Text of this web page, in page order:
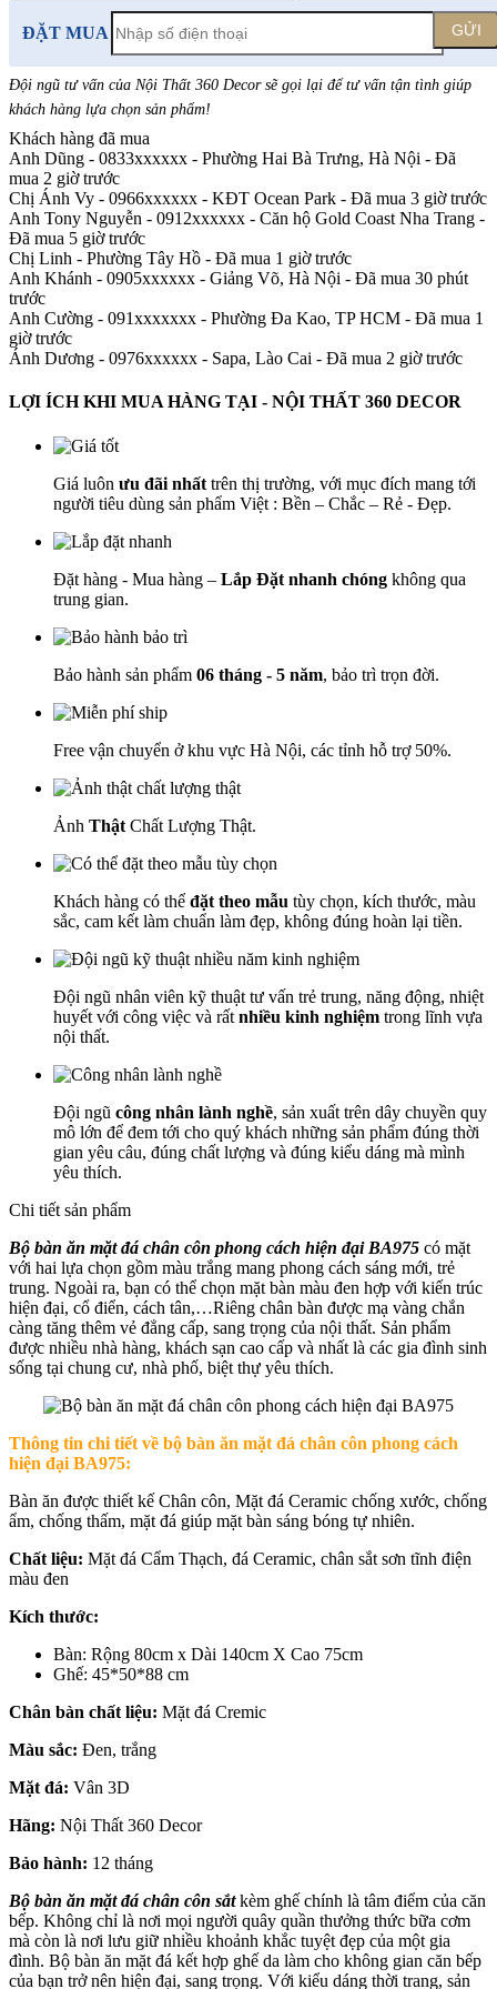
ĐẶT MUA GỬI
Đội ngũ tư vấn của Nội Thất 360 Decor sẽ gọi lại để tư vấn tận tình giúp
khách hàng lựa chọn sản phẩm!
Khách hàng đã mua
Anh Dũng - 0833xxxxxx - Phường Hai Bà Trưng, Hà Nội - Đã
mua 2 giờ trước
Chị Ánh Vy - 0966xxxxxx - KĐT Ocean Park - Đã mua 3 giờ trước
Anh Tony Nguyễn - 0912xxxxxx - Căn hộ Gold Coast Nha Trang -
Đã mua 5 giờ trước
Chị Linh - Phường Tây Hồ - Đã mua 1 giờ trước
Anh Khánh - 0905xxxxxx - Giảng Võ, Hà Nội - Đã mua 30 phút
trước
Anh Cường - 091xxxxxxx - Phường Đa Kao, TP HCM - Đã mua 1
giờ trước
Ánh Dương - 0976xxxxxx - Sapa, Lào Cai - Đã mua 2 giờ trước
LỢI ÍCH KHI MUA HÀNG TẠI - NỘI THẤT 360 DECOR
Giá luôn ưu đãi nhất trên thị trường, với mục đích mang tới
người tiêu dùng sản phẩm Việt : Bền – Chắc – Rẻ - Đẹp.
Đặt hàng - Mua hàng – Lắp Đặt nhanh chóng không qua
trung gian.
Bảo hành sản phẩm 06 tháng - 5 năm, bảo trì trọn đời.
Free vận chuyển ở khu vực Hà Nội, các tỉnh hỗ trợ 50%.
Ảnh Thật Chất Lượng Thật.
Khách hàng có thể đặt theo mẫu tùy chọn, kích thước, màu
sắc, cam kết làm chuẩn làm đẹp, không đúng hoàn lại tiền.
Đội ngũ nhân viên kỹ thuật tư vấn trẻ trung, năng động, nhiệt
huyết với công việc và rất nhiều kinh nghiệm trong lĩnh vựa
nội thất.
Đội ngũ công nhân lành nghề, sản xuất trên dây chuyền quy
mô lớn để đem tới cho quý khách những sản phẩm đúng thời
gian yêu câu, đúng chất lượng và đúng kiểu dáng mà mình
yêu thích.
Chi tiết sản phẩm
Bộ bàn ăn mặt đá chân côn phong cách hiện đại BA975 có mặt
với hai lựa chọn gồm màu trắng mang phong cách sáng mới, trẻ
trung. Ngoài ra, bạn có thể chọn mặt bàn màu đen hợp với kiến trúc
hiện đại, cổ điển, cách tân,…Riêng chân bàn được mạ vàng chắn
càng tăng thêm vẻ đẳng cấp, sang trọng của nội thất. Sản phẩm
được nhiều nhà hàng, khách sạn cao cấp và nhất là các gia đình sinh
sống tại chung cư, nhà phố, biệt thự yêu thích.
Thông tin chi tiết về bộ bàn ăn mặt đá chân côn phong cách
hiện đại BA975:
Bàn ăn được thiết kế Chân côn, Mặt đá Ceramic chống xước, chống
ẩm, chống thấm, mặt đá giúp mặt bàn sáng bóng tự nhiên.
Chất liệu: Mặt đá Cẩm Thạch, đá Ceramic, chân sắt sơn tĩnh điện
màu đen
Kích thước:
Bàn: Rộng 80cm x Dài 140cm X Cao 75cm
Ghế: 45*50*88 cm
Chân bàn chất liệu: Mặt đá Cremic
Màu sắc: Đen, trắng
Mặt đá: Vân 3D
Hãng: Nội Thất 360 Decor
Bảo hành: 12 tháng
Bộ bàn ăn mặt đá chân côn sắtkèm ghế chính là tâm điểm của căn
bếp. Không chỉ là nơi mọi người quây quần thưởng thức bữa cơm
mà còn là nơi lưu giữ nhiều khoảnh khắc tuyệt đẹp của một gia
đình. Bộ bàn ăn mặt đá kết hợp ghế da làm cho không gian căn bếp
của bạn trở nên hiện đại, sang trọng. Với kiểu dáng thời trang, sản